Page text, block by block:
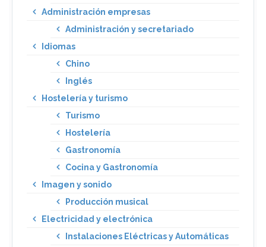
Administración empresas
Administración y secretariado
Idiomas
Chino
Inglés
Hostelería y turismo
Turismo
Hostelería
Gastronomía
Cocina y Gastronomía
Imagen y sonido
Producción musical
Electricidad y electrónica
Instalaciones Eléctricas y Automáticas